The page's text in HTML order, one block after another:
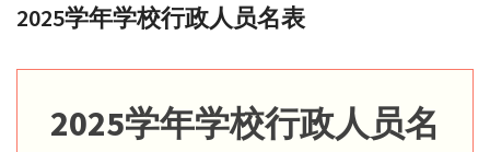
2025学年学校行政人员名表
2025学年学校行政人员名